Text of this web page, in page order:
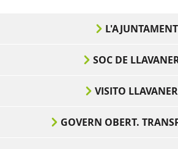
L'AJUNTAMENT
SOC DE
VISITO
GOVERN OBERT.